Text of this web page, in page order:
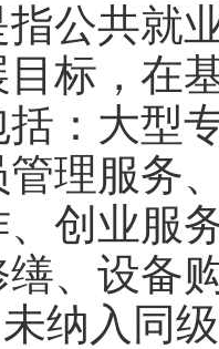
公共就
标，在
：大型
理服务
、创业服
、设备
纳入同